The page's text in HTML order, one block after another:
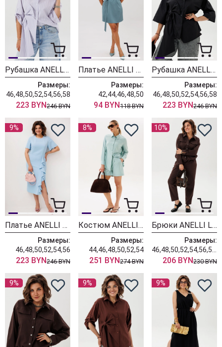
Рубашка ANELLI LAUREL 1862 лаванда бант
Размеры:
46,48,50,52,54,56,58
223 BYN246 BYN
Платье ANELLI LAUREL 1651 винтажный голубой
Размеры:
42,44,46,48,50
94 BYN118 BYN
Рубашка ANELLI LAUREL 1862 черный бант
Размеры:
46,48,50,52,54,56,58
223 BYN246 BYN
9%
Платье ANELLI LAUREL 1796 голубая волна
Размеры:
46,48,50,52,54,56
223 BYN246 BYN
8%
Костюм ANELLI LAUREL 1372 мятный леденец
Размеры:
44,46,48,50,52,54
251 BYN274 BYN
10%
Брюки ANELLI LAUREL 1853 горячий шоколад
Размеры:
206 BYN230 BYN
9% 9% 9%